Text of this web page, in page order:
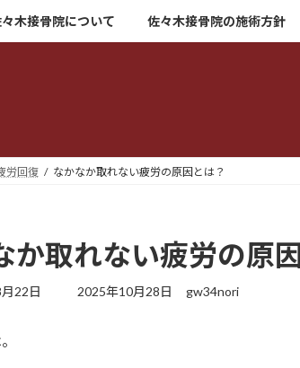
木接骨院について 佐々木接骨院の施術方針
労回復 なかなか取れない疲労の原因とは？
か取れない疲労の原
22日
最
2025年10月28日 gw34nori